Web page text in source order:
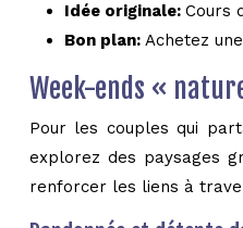
Idée originale: Cours
Bon plan: Achetez
Week-ends «
Pour les couples qui
explorez des paysages
renforcer les liens à